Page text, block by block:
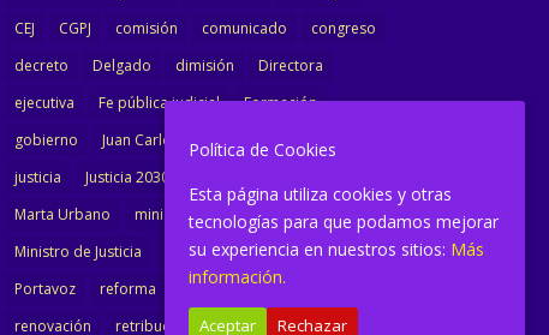
CEJ
CGPJ comisión comunicado
congreso
decreto
Delgado dimisión
Directora
ejecutiva
Fe pública judicial
Formación
gobierno
Juan Carlos Campo
Jurisprudencia
justicia
Justicia 2030
Marta Urbano
ministerio
Ministra Justicia
Ministro de Justicia
modernización
noticias
Portavoz
reforma
reforma oficina
renovación
retribuciones reunión salarial
Política de Cookies
Esta página utiliza cookies y otras
tecnologías para que podamos mejorar
su experiencia en nuestros sitios: Más
información.
Aceptar Rechazar